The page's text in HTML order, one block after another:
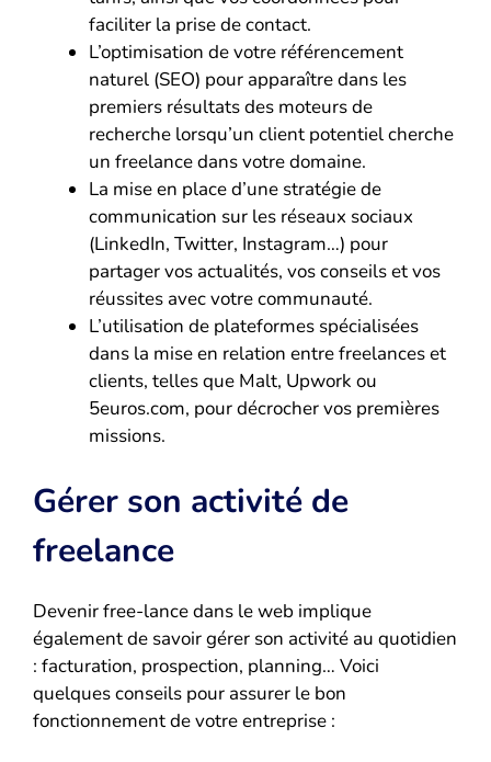
faciliter la prise de contact.
L’optimisation de votre référencement
naturel (SEO) pour apparaître dans les
premiers résultats des moteurs de
recherche lorsqu’un client potentiel cherche
un freelance dans votre domaine.
La mise en place d’une stratégie de
communication sur les réseaux sociaux
(LinkedIn, Twitter, Instagram…) pour
partager vos actualités, vos conseils et vos
réussites avec votre communauté.
L’utilisation de plateformes spécialisées
dans la mise en relation entre freelances et
clients, telles que Malt, Upwork ou
5euros.com, pour décrocher vos premières
missions.
Gérer son activité de
freelance
Devenir free-lance dans le web implique
également de savoir gérer son activité au quotidien
: facturation, prospection, planning… Voici
quelques conseils pour assurer le bon
fonctionnement de votre entreprise :